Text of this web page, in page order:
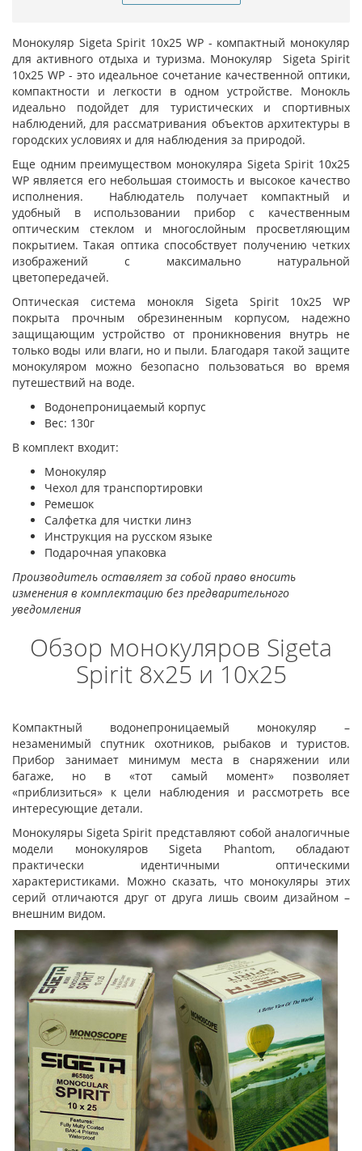
Монокуляр Sigeta Spirit 10x25 WP - компактный монокуляр
для активного отдыха и туризма. Монокуляр Sigeta Spirit
10x25 WP - это идеальное сочетание качественной оптики,
компактности и легкости в одном устройстве. Монокль
идеально подойдет для туристических и спортивных
наблюдений, для рассматривания объектов архитектуры в
городских условиях и для наблюдения за природой.
Еще одним преимуществом монокуляра Sigeta Spirit 10x25
WP является его небольшая стоимость и высокое качество
исполнения. Наблюдатель получает компактный и
удобный в использовании прибор с качественным
оптическим стеклом и многослойным просветляющим
покрытием. Такая оптика способствует получению четких
изображений с максимально натуральной
цветопередачей.
Оптическая система монокля Sigeta Spirit 10x25 WP
покрыта прочным обрезиненным корпусом, надежно
защищающим устройство от проникновения внутрь не
только воды или влаги, но и пыли. Благодаря такой защите
монокуляром можно безопасно пользоваться во время
путешествий на воде.
Водонепроницаемый корпус
Вес: 130г
В комплект входит:
Монокуляр
Чехол для транспортировки
Ремешок
Салфетка для чистки линз
Инструкция на русском языке
Подарочная упаковка
Производитель оставляет за собой право вносить
изменения в комплектацию без предварительного
уведомления
Обзор монокуляров Sigeta
Spirit 8x25 и 10x25
Компактный водонепроницаемый монокуляр –
незаменимый спутник охотников, рыбаков и туристов.
Прибор занимает минимум места в снаряжении или
багаже, но в «тот самый момент» позволяет
«приблизиться» к цели наблюдения и рассмотреть все
интересующие детали.
Монокуляры Sigeta Spirit представляют собой аналогичные
модели монокуляров Sigeta Phantom, обладают
практически идентичными оптическими
характеристиками. Можно сказать, что монокуляры этих
серий отличаются друг от друга лишь своим дизайном –
внешним видом.